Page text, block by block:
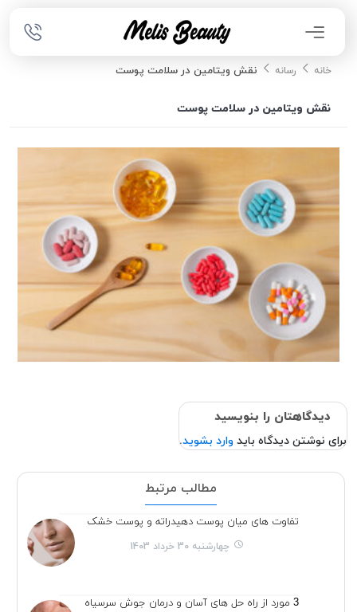
خانه رسانه نقش ویتامین در سلامت پوست
نقش ویتامین در سلامت پوست
دیدگاهتان را بنویسید
برای نوشتن دیدگاه باید وارد بشوید.
مطالب مرتبط
تفاوت های میان پوست دهیدراته و پوست خشک
چهارشنبه 30 خرداد 1403
3 مورد از راه حل های آسان و درمان جوش سرسیاه